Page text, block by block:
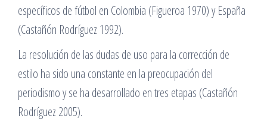
específicos de fútbol en Colombia (Figueroa 1970) y España
(Castañón Rodríguez 1992).
La resolución de las dudas de uso para la corrección de
estilo ha sido una constante en la preocupación del
periodismo y se ha desarrollado en tres etapas (Castañón
Rodríguez 2005).